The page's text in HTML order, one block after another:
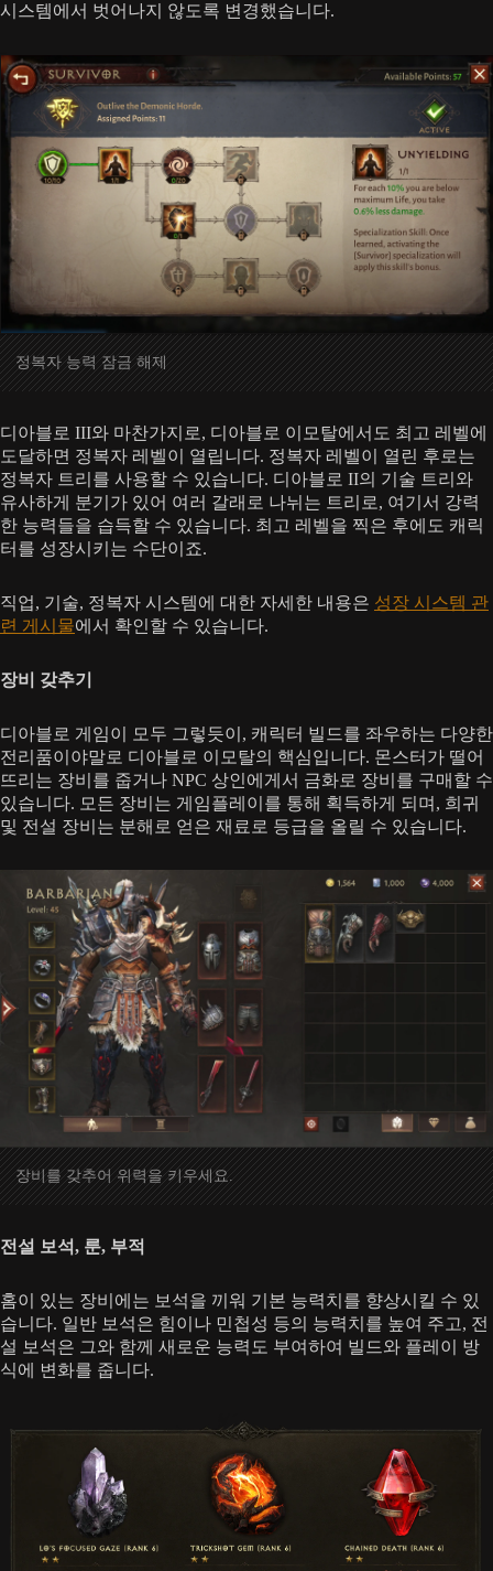
시스템에서 벗어나지 않도록 변경했습니다.
정복자 능력 잠금 해제
디아블로 III와 마찬가지로, 디아블로 이모탈에서도 최고 레벨에
도달하면 정복자 레벨이 열립니다. 정복자 레벨이 열린 후로는
정복자 트리를 사용할 수 있습니다. 디아블로 II의 기술 트리와
유사하게 분기가 있어 여러 갈래로 나뉘는 트리로, 여기서 강력
한 능력들을 습득할 수 있습니다. 최고 레벨을 찍은 후에도 캐릭
터를 성장시키는 수단이죠.
직업, 기술, 정복자 시스템에 대한 자세한 내용은 성장 시스템 관
련 게시물에서 확인할 수 있습니다.
장비 갖추기
디아블로 게임이 모두 그렇듯이, 캐릭터 빌드를 좌우하는 다양한
전리품이야말로 디아블로 이모탈의 핵심입니다. 몬스터가 떨어
뜨리는 장비를 줍거나 NPC 상인에게서 금화로 장비를 구매할 수
있습니다. 모든 장비는 게임플레이를 통해 획득하게 되며, 희귀
및 전설 장비는 분해로 얻은 재료로 등급을 올릴 수 있습니다.
장비를 갖추어 위력을 키우세요.
전설 보석, 룬, 부적
홈이 있는 장비에는 보석을 끼워 기본 능력치를 향상시킬 수 있
습니다. 일반 보석은 힘이나 민첩성 등의 능력치를 높여 주고, 전
설 보석은 그와 함께 새로운 능력도 부여하여 빌드와 플레이 방
식에 변화를 줍니다.